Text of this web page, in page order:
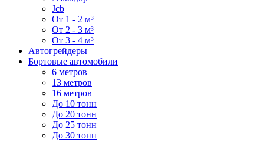
Jcb
От 1 - 2 м³
От 2 - 3 м³
От 3 - 4 м³
Автогрейдеры
Бортовые автомобили
6 метров
13 метров
16 метров
До 10 тонн
До 20 тонн
До 25 тонн
До 30 тонн